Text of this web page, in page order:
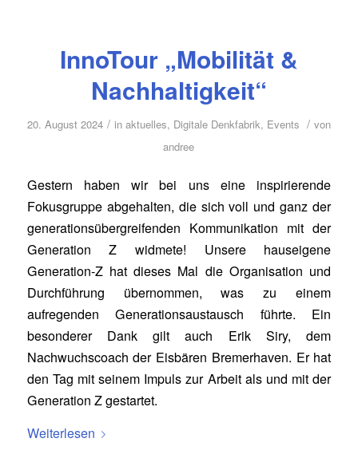
InnoTour „Mobilität &
Nachhaltigkeit“
20. August 2024 / in aktuelles, Digitale Denkfabrik, Events / von
andree
Gestern haben wir bei uns eine inspirierende
Fokusgruppe abgehalten, die sich voll und ganz der
generationsübergreifenden Kommunikation mit der
Generation Z widmete! Unsere hauseigene
Generation-Z hat dieses Mal die Organisation und
Durchführung übernommen, was zu einem
aufregenden Generationsaustausch führte. Ein
besonderer Dank gilt auch Erik Siry, dem
Nachwuchscoach der Eisbären Bremerhaven. Er hat
den Tag mit seinem Impuls zur Arbeit als und mit der
Generation Z gestartet.
Weiterlesen